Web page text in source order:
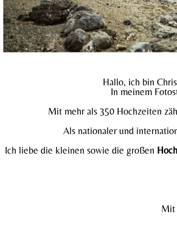
Hallo, ich bin
In meinem
Mit mehr als 350 Hochzeiten
Als nationaler und
Ich liebe die kleinen sowie die großen
Mit